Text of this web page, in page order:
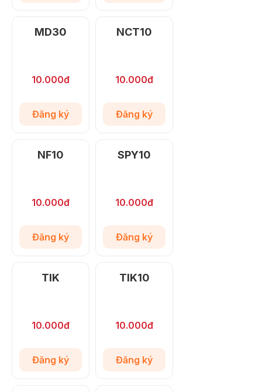
MD30
10.000đ
Đăng ký
NCT10
10.000đ
Đăng ký
NF10
10.000đ
Đăng ký
SPY10
10.000đ
Đăng ký
TIK
10.000đ
Đăng ký
TIK10
10.000đ
Đăng ký